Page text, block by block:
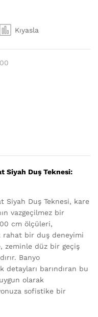
Kıyasla
Siyah Duş Teknesi:
Siyah Duş Teknesi, kare
vazgeçilmez bir
cm ölçüleri,
rahat bir duş deneyimi
zeminle düz bir geçiş
Banyo
detayları barındıran bu
olarak
sofistike bir